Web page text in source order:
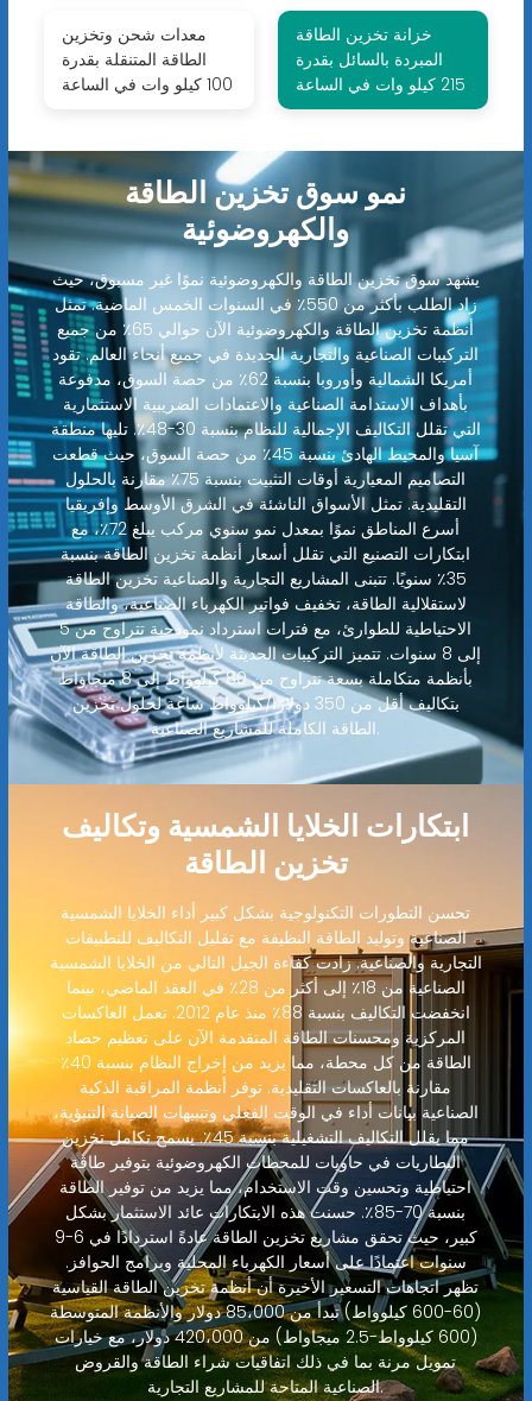
معدات شحن وتخزين
الطاقة المتنقلة بقدرة
100 كيلو وات في الساعة
خزانة تخزين الطاقة
المبردة بالسائل بقدرة
215 كيلو وات في الساعة
نمو سوق تخزين الطاقة
والكهروضوئية
يشهد سوق تخزين الطاقة والكهروضوئية نموًا غير مسبوق، حيث
زاد الطلب بأكثر من 550٪ في السنوات الخمس الماضية. تمثل
أنظمة تخزين الطاقة والكهروضوئية الآن حوالي 65٪ من جميع
التركيبات الصناعية والتجارية الجديدة في جميع أنحاء العالم. تقود
أمريكا الشمالية وأوروبا بنسبة 62٪ من حصة السوق، مدفوعة
بأهداف الاستدامة الصناعية والاعتمادات الضريبية الاستثمارية
التي تقلل التكاليف الإجمالية للنظام بنسبة 30-48٪. تليها منطقة
آسيا والمحيط الهادئ بنسبة 45٪ من حصة السوق، حيث قطعت
التصاميم المعيارية أوقات التثبيت بنسبة 75٪ مقارنة بالحلول
التقليدية. تمثل الأسواق الناشئة في الشرق الأوسط وإفريقيا
أسرع المناطق نموًا بمعدل نمو سنوي مركب يبلغ 72٪، مع
ابتكارات التصنيع التي تقلل أسعار أنظمة تخزين الطاقة بنسبة
35٪ سنويًا. تتبنى المشاريع التجارية والصناعية تخزين الطاقة
لاستقلالية الطاقة، تخفيف فواتير الكهرباء الصناعية، والطاقة
الاحتياطية للطوارئ، مع فترات استرداد نموذجية تتراوح من 5
إلى 8 سنوات. تتميز التركيبات الحديثة لأنظمة تخزين الطاقة الآن
بأنظمة متكاملة بسعة تتراوح من 80 كيلوواط إلى 8 ميجاواط
بتكاليف أقل من 350 دولارًا/كيلوواط ساعة لحلول تخزين
الطاقة الكاملة للمشاريع الصناعية.
ابتكارات الخلايا الشمسية وتكاليف
تخزين الطاقة
تحسن التطورات التكنولوجية بشكل كبير أداء الخلايا الشمسية
الصناعية وتوليد الطاقة النظيفة مع تقليل التكاليف للتطبيقات
التجارية والصناعية. زادت كفاءة الجيل التالي من الخلايا الشمسية
الصناعية من 18٪ إلى أكثر من 28٪ في العقد الماضي، بينما
انخفضت التكاليف بنسبة 88٪ منذ عام 2012. تعمل العاكسات
المركزية ومحسنات الطاقة المتقدمة الآن على تعظيم حصاد
الطاقة من كل محطة، مما يزيد من إخراج النظام بنسبة 40٪
مقارنة بالعاكسات التقليدية. توفر أنظمة المراقبة الذكية
الصناعية بيانات أداء في الوقت الفعلي وتنبيهات الصيانة التنبؤية،
مما يقلل التكاليف التشغيلية بنسبة 45٪. يسمح تكامل تخزين
البطاريات في حاويات للمحطات الكهروضوئية بتوفير طاقة
احتياطية وتحسين وقت الاستخدام، مما يزيد من توفير الطاقة
بنسبة 70-85٪. حسنت هذه الابتكارات عائد الاستثمار بشكل
كبير، حيث تحقق مشاريع تخزين الطاقة عادةً استردادًا في 6-9
سنوات اعتمادًا على أسعار الكهرباء المحلية وبرامج الحوافز.
تظهر اتجاهات التسعير الأخيرة أن أنظمة تخزين الطاقة القياسية
(60-600 كيلوواط) تبدأ من 85،000 دولار والأنظمة المتوسطة
(600 كيلوواط-2.5 ميجاواط) من 420،000 دولار، مع خيارات
تمويل مرنة بما في ذلك اتفاقيات شراء الطاقة والقروض
الصناعية المتاحة للمشاريع التجارية.